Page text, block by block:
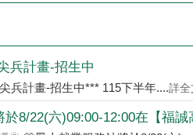
兵計畫-招生中
兵計畫-招生中*** 115下半年....詳全
於8/22(六)09:00-12:00在【福